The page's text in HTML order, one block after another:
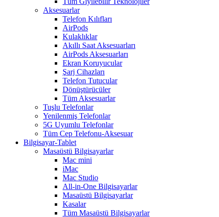
Aksesuarlar
Telefon Kılıfları
AirPods
Kulaklıklar
Akıllı Saat Aksesuarları
AirPods Aksesuarları
Ekran Koruyucular
Şarj Cihazları
Telefon Tutucular
Dönüştürücüler
Tüm Aksesuarlar
Tuşlu Telefonlar
Yenilenmiş Telefonlar
5G Uyumlu Telefonlar
Tüm Cep Telefonu-Aksesuar
Bilgisayar-Tablet
Masaüstü Bilgisayarlar
Mac mini
iMac
Mac Studio
All-in-One Bilgisayarlar
Masaüstü Bilgisayarlar
Kasalar
Tüm Masaüstü Bilgisayarlar